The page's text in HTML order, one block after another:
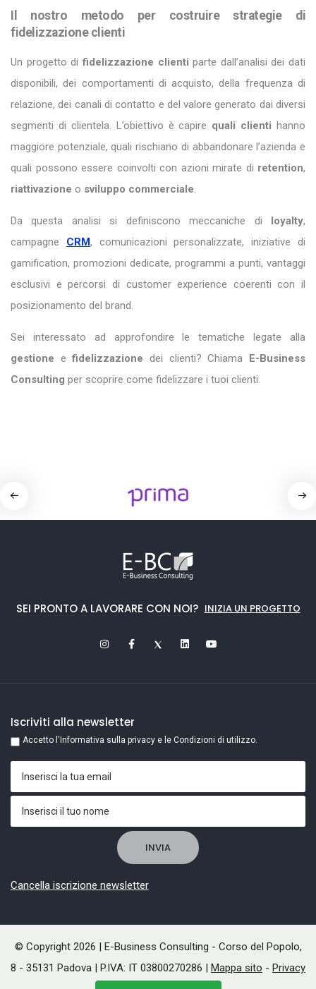
Il nostro metodo per costruire strategie di
fidelizzazione clienti
Un progetto difidelizzazione clienti parte dall’analisi dei dati
disponibili, dei comportamenti di acquisto, della frequenza di
relazione, dei canali di contatto e del valore generato dai diversi
segmenti di clientela. L’obiettivo è capire quali clienti hanno
maggiore potenziale, quali rischiano di abbandonare l’azienda e
quali possono essere coinvolti con azioni mirate di retention,
riattivazione o sviluppo commerciale.
Da questa analisi si definiscono meccaniche di loyalty,
campagne CRM, comunicazioni personalizzate, iniziative di
gamification, promozioni dedicate, programmi a punti, vantaggi
esclusivi e percorsi di customer experience coerenti con il
posizionamento del brand.
Sei interessato ad approfondire le tematiche legate alla
gestione efidelizzazione dei clienti? Chiama E-Business
Consulting per scoprire come fidelizzare i tuoi clienti.
SEI PRONTO A LAVORARE CON NOI? INIZIA UN PROGETTO
Iscriviti alla newsletter
Accetto l'Informativa sulla privacy e le Condizioni di utilizzo.
Cancella iscrizione newsletter
© Copyright 2026 | E-Business Consulting - Corso del Popolo,
8 - 35131 Padova | P.IVA: IT 03800270286 | Mappa sito - Privacy